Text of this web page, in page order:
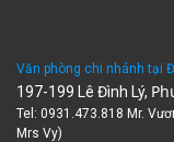
Văn phòng chi nhánh tại
197-199 Lê Đình Lý,
Tel: 0931.473.818 Mr.
Mrs Vy)